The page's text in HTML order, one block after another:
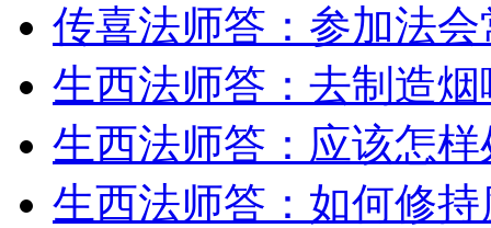
传喜法师答：参加法
生西法师答：去制造
生西法师答：应该怎
生西法师答：如何修